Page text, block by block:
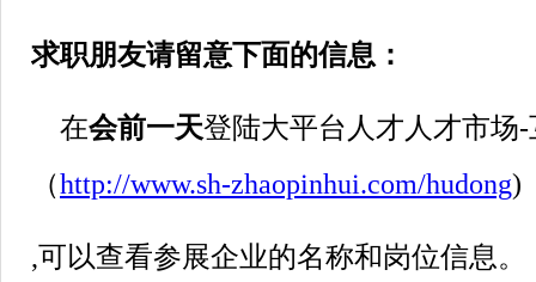
求职朋友请留意下面的信息：
在会前一天登陆大平台人才人才市场
（http://www.sh-zhaopinhui.com/hudong)
,可以查看参展企业的名称和岗位信息。